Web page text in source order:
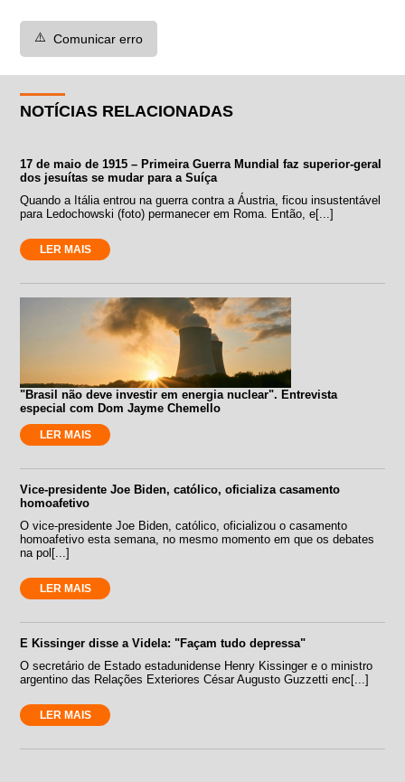
⚠️ Comunicar erro
NOTÍCIAS RELACIONADAS
17 de maio de 1915 – Primeira Guerra Mundial faz superior-geral
dos jesuítas se mudar para a Suíça
Quando a Itália entrou na guerra contra a Áustria, ficou insustentável
para Ledochowski (foto) permanecer em Roma. Então, e[...]
LER MAIS
"Brasil não deve investir em energia nuclear". Entrevista
especial com Dom Jayme Chemello
LER MAIS
Vice-presidente Joe Biden, católico, oficializa casamento
homoafetivo
O vice-presidente Joe Biden, católico, oficializou o casamento
homoafetivo esta semana, no mesmo momento em que os debates
na pol[...]
LER MAIS
E Kissinger disse a Videla: "Façam tudo depressa"
O secretário de Estado estadunidense Henry Kissinger e o ministro
argentino das Relações Exteriores César Augusto Guzzetti enc[...]
LER MAIS